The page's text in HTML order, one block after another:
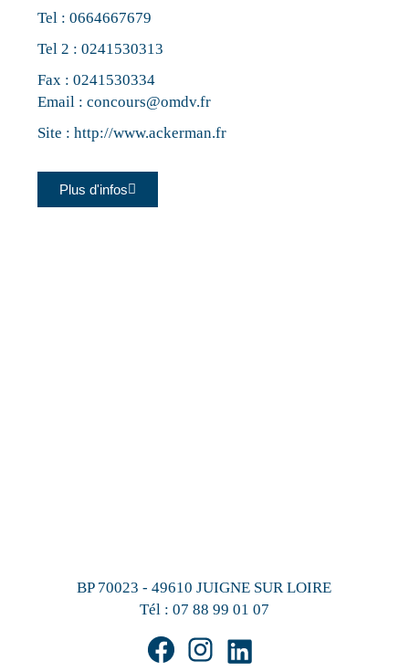
Tel :0664667679
Tel 2 :0241530313
Fax : 0241530334
Email :concours@omdv.fr
Site :http://www.ackerman.fr
Plus d'infos
BP 70023 - 49610 JUIGNE SUR LOIRE
Tél : 07 88 99 01 07